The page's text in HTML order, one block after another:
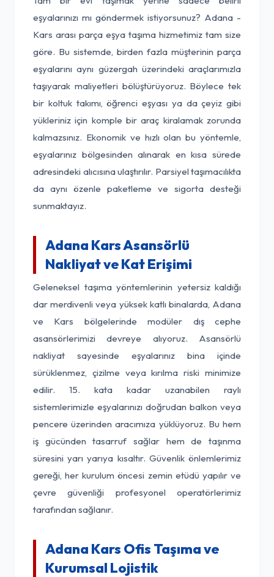
eşyalarınızı mı göndermek istiyorsunuz? Adana -
Kars arası parça eşya taşıma hizmetimiz tam size
göre. Bu sistemde, birden fazla müşterinin parça
eşyalarını aynı güzergah üzerindeki araçlarımızla
taşıyarak maliyetleri bölüştürüyoruz. Böylece tek
bir koltuk takımı, öğrenci eşyası ya da çeyiz gibi
yükleriniz için komple bir araç kiralamak zorunda
kalmazsınız. Ekonomik ve hızlı olan bu yöntemle,
eşyalarınız bölgesinden alınarak en kısa sürede
adresindeki alıcısına ulaştırılır. Parsiyel taşımacılıkta
da aynı özenle paketleme ve sigorta desteği
sunmaktayız.
Adana Kars Asansörlü
Nakliyat ve Kat Erişimi
Geleneksel taşıma yöntemlerinin yetersiz kaldığı
dar merdivenli veya yüksek katlı binalarda, Adana
ve Kars bölgelerinde modüler dış cephe
asansörlerimizi devreye alıyoruz. Asansörlü
nakliyat sayesinde eşyalarınız bina içinde
sürüklenmez, çizilme veya kırılma riski minimize
edilir. 15. kata kadar uzanabilen raylı
sistemlerimizle eşyalarınızı doğrudan balkon veya
pencere üzerinden aracımıza yüklüyoruz. Bu hem
iş gücünden tasarruf sağlar hem de taşınma
süresini yarı yarıya kısaltır. Güvenlik önlemlerimiz
gereği, her kurulum öncesi zemin etüdü yapılır ve
çevre güvenliği profesyonel operatörlerimiz
tarafından sağlanır.
Adana Kars Ofis Taşıma ve
Kurumsal Lojistik